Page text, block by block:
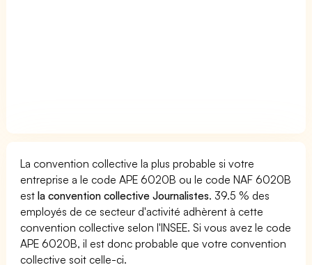
La convention collective la plus probable si votre
entreprise a le code APE 6020B ou le code NAF 6020B
estla convention collective Journalistes. 39.5 % des
employés de ce secteur d'activité adhèrent à cette
convention collective selon l'INSEE. Si vous avez le code
APE 6020B, il est donc probable que votre convention
collective soit celle-ci.